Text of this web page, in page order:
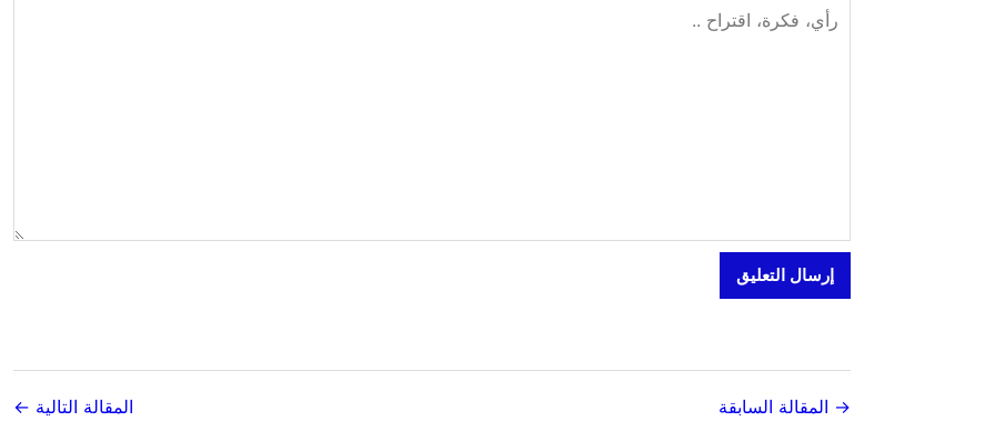
→ المقالة السابقة المقالة التالية ←